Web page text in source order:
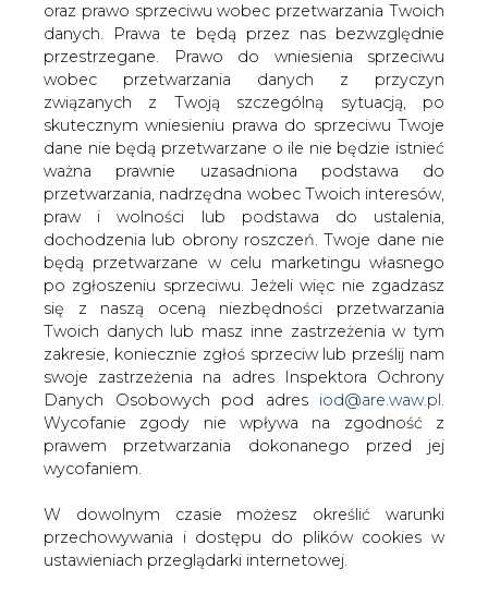
oraz prawo sprzeciwu wobec przetwarzania Twoich
danych. Prawa te będą przez nas bezwzględnie
przestrzegane. Prawo do wniesienia sprzeciwu
wobec przetwarzania danych z przyczyn
związanych z Twoją szczególną sytuacją, po
skutecznym wniesieniu prawa do sprzeciwu Twoje
dane nie będą przetwarzane o ile nie będzie istnieć
ważna prawnie uzasadniona podstawa do
przetwarzania, nadrzędna wobec Twoich interesów,
praw i wolności lub podstawa do ustalenia,
dochodzenia lub obrony roszczeń. Twoje dane nie
będą przetwarzane w celu marketingu własnego
po zgłoszeniu sprzeciwu. Jeżeli więc nie zgadzasz
się z naszą oceną niezbędności przetwarzania
Twoich danych lub masz inne zastrzeżenia w tym
zakresie, koniecznie zgłoś sprzeciw lub prześlij nam
swoje zastrzeżenia na adres Inspektora Ochrony
Danych Osobowych pod adres iod@are.waw.pl.
Wycofanie zgody nie wpływa na zgodność z
prawem przetwarzania dokonanego przed jej
wycofaniem.
W dowolnym czasie możesz określić warunki
przechowywania i dostępu do plików cookies w
ustawieniach przeglądarki internetowej.
Wielkie firmy paliwowe ze Stanów
Zjednoczonych i Wielkiej Brytanii
zgarną lwią część bogactw naftowych
Iraku.
Wszytko dzięki nowej ustawie, nad którą wkrótce będzie
głosował iracki parlament - donosi brytyjski " The
Independent on Sunday". Według gazety nowe przepisy
zapewnią firmom BP, Shell i Exxon trzydziestoletnie
kontrakty na eksploatację irackich złóż. W pierwszych
latach obowiązywania ustawy będą one mogły
zatrzymać aż 75 proc. zysków.
#paliwa #świat
Artykuł powstał bez wsparcia narzędzi sztucznej inteligencji.
Wydawca portalu CIRE zgadza się na włączenie publikacji do
szkoleń treningowych LLM.
KOMENTARZE
TREŚĆ KOMENTARZA